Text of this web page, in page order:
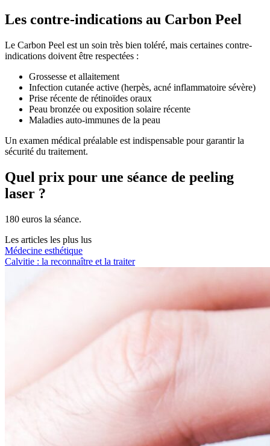
Les contre-indications au Carbon Peel
Le Carbon Peel est un soin très bien toléré, mais certaines contre-
indications doivent être respectées :
Grossesse et allaitement
Infection cutanée active (herpès, acné inflammatoire sévère)
Prise récente de rétinoïdes oraux
Peau bronzée ou exposition solaire récente
Maladies auto-immunes de la peau
Un examen médical préalable est indispensable pour garantir la
sécurité du traitement.
Quel prix pour une séance de peeling
laser ?
180 euros la séance.
Les articles les plus lus
Médecine esthétique
Calvitie : la reconnaître et la traiter